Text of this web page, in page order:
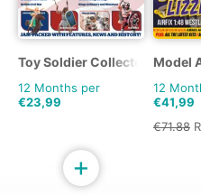
Toy Soldier Collector and
12 Months per
€23,99
Model
12
€41,99
€71.88
+